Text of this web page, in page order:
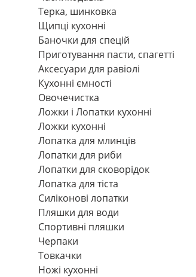
Терка, шинковка
Щипці кухонні
Баночки для спецій
Приготування пасти, спагетті
Аксесуари для равіолі
Кухонні ємності
Овочечистка
Ложки і Лопатки кухонні
Ложки кухонні
Лопатка для млинців
Лопатки для риби
Лопатки для сковорідок
Лопатка для тіста
Силіконові лопатки
Пляшки для води
Спортивні пляшки
Черпаки
Товкачки
Ножі кухонні